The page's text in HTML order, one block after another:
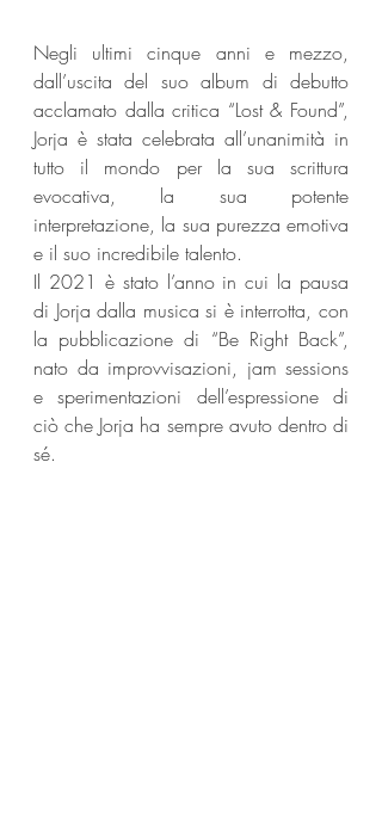
Negli ultimi cinque anni e mezzo,
dall’uscita del suo album di debutto
acclamato dalla critica “Lost & Found”,
Jorja è stata celebrata all’unanimità in
tutto il mondo per la sua scrittura
evocativa, la sua potente
interpretazione, la sua purezza emotiva
e il suo incredibile talento.
Il 2021 è stato l’anno in cui la pausa
di Jorja dalla musica si è interrotta, con
la pubblicazione di “Be Right Back”,
nato da improvvisazioni, jam sessions
e sperimentazioni dell’espressione di
ciò che Jorja ha sempre avuto dentro di
sé.